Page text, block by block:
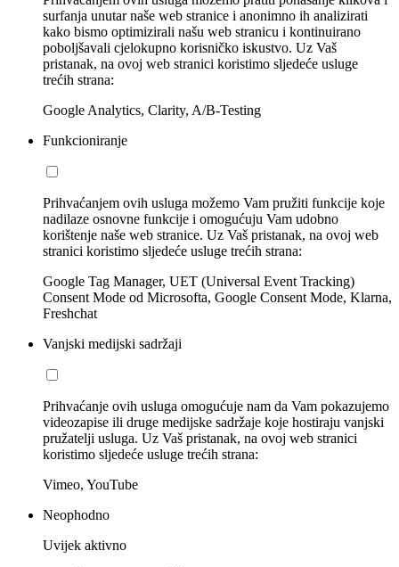
surfanja unutar naše web stranice i anonimno ih analizirati
kako bismo optimizirali našu web stranicu i kontinuirano
poboljšavali cjelokupno korisničko iskustvo. Uz Vaš
pristanak, na ovoj web stranici koristimo sljedeće usluge
trećih strana:
Google Analytics, Clarity, A/B-Testing
Funkcioniranje
Prihvaćanjem ovih usluga možemo Vam pružiti funkcije koje
nadilaze osnovne funkcije i omogućuju Vam udobno
korištenje naše web stranice. Uz Vaš pristanak, na ovoj web
stranici koristimo sljedeće usluge trećih strana:
Google Tag Manager, UET (Universal Event Tracking)
Consent Mode od Microsofta, Google Consent Mode, Klarna,
Freshchat
Vanjski medijski sadržaji
Prihvaćanje ovih usluga omogućuje nam da Vam pokazujemo
videozapise ili druge medijske sadržaje koje hostiraju vanjski
pružatelji usluga. Uz Vaš pristanak, na ovoj web stranici
koristimo sljedeće usluge trećih strana:
Vimeo, YouTube
Neophodno
Uvijek aktivno